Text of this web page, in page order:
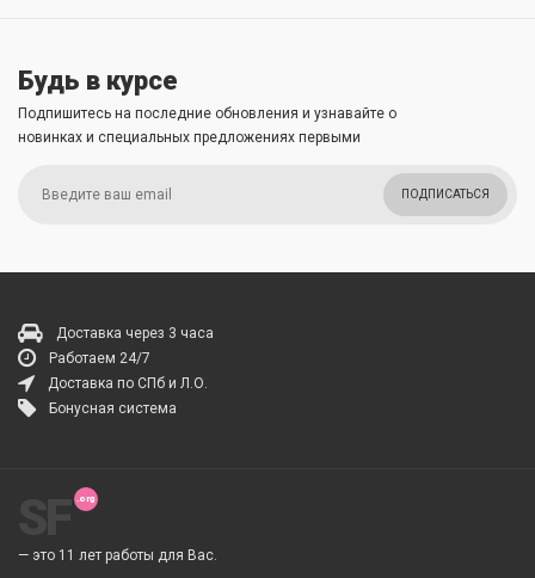
Будь в курсе
Подпишитесь на последние обновления и узнавайте о
новинках и специальных предложениях первыми
ПОДПИСАТЬСЯ
Доставка через 3 часа
Работаем 24/7
Доставка по СПб и Л.О.
Бонусная система
— это 11 лет работы для Вас.